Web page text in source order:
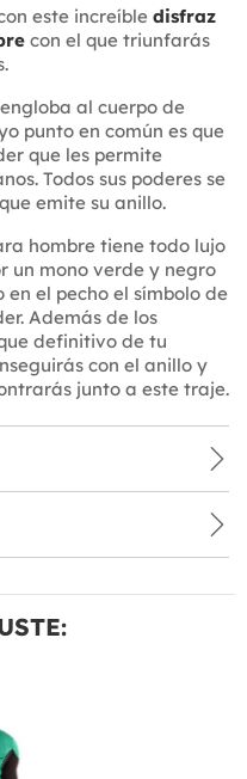
este increíble disfraz
con el que triunfarás
al cuerpo de
punto en común es que
que les permite
Todos sus poderes se
emite su anillo.
hombre tiene todo lujo
un mono verde y negro
el pecho el símbolo de
Además de los
definitivo de tu
con el anillo y
junto a este traje.